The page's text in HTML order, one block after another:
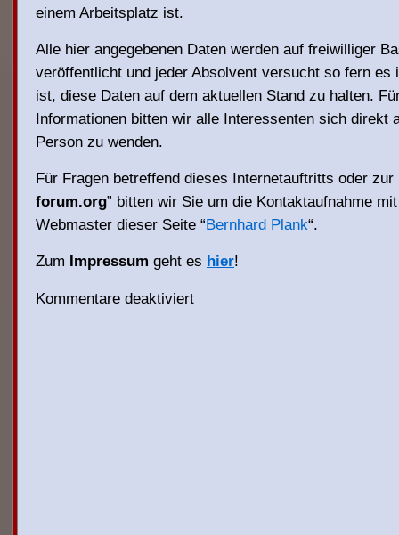
einem Arbeitsplatz ist.
Alle hier angegebenen Daten werden auf freiwilliger
veröffentlicht und jeder Absolvent versucht so fern es
ist, diese Daten auf dem aktuellen Stand zu halten.
Informationen bitten wir alle Interessenten sich direkt
Person zu wenden.
Für Fragen betreffend dieses Internetauftritts oder zur
forum.org” bitten wir Sie um die Kontaktaufnahme
Webmaster dieser Seite “Bernhard Plank“.
Zum Impressum geht es hier!
Kommentare deaktiviert